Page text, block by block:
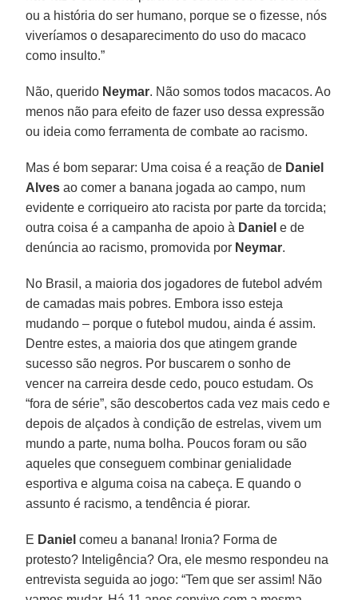
ou a história do ser humano, porque se o fizesse, nós
viveríamos o desaparecimento do uso do macaco
como insulto.”
Não, querido Neymar. Não somos todos macacos. Ao
menos não para efeito de fazer uso dessa expressão
ou ideia como ferramenta de combate ao racismo.
Mas é bom separar: Uma coisa é a reação de Daniel
Alves ao comer a banana jogada ao campo, num
evidente e corriqueiro ato racista por parte da torcida;
outra coisa é a campanha de apoio à Daniel e de
denúncia ao racismo, promovida por Neymar.
No Brasil, a maioria dos jogadores de futebol advém
de camadas mais pobres. Embora isso esteja
mudando – porque o futebol mudou, ainda é assim.
Dentre estes, a maioria dos que atingem grande
sucesso são negros. Por buscarem o sonho de
vencer na carreira desde cedo, pouco estudam. Os
“fora de série”, são descobertos cada vez mais cedo e
depois de alçados à condição de estrelas, vivem um
mundo a parte, numa bolha. Poucos foram ou são
aqueles que conseguem combinar genialidade
esportiva e alguma coisa na cabeça. E quando o
assunto é racismo, a tendência é piorar.
E Daniel comeu a banana! Ironia? Forma de
protesto? Inteligência? Ora, ele mesmo respondeu na
entrevista seguida ao jogo: “Tem que ser assim! Não